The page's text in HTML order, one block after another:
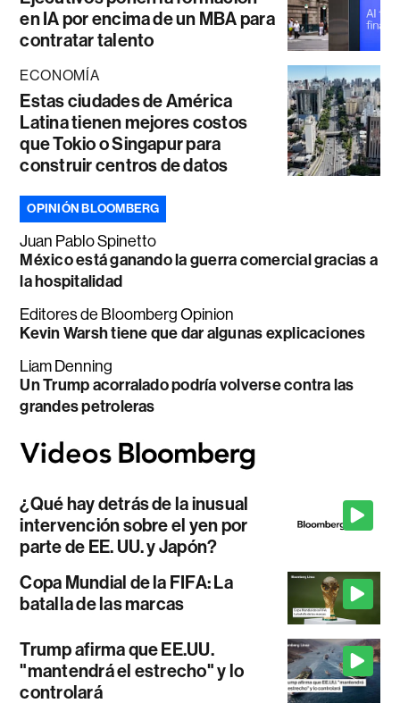
en IA por encima de un MBA para
contratar talento
ECONOMÍA
Estas ciudades de América
Latina tienen mejores costos
que Tokio o Singapur para
construir centros de datos
OPINIÓN BLOOMBERG
Juan Pablo Spinetto
México está ganando la guerra comercial gracias a
la hospitalidad
Editores de Bloomberg Opinion
Kevin Warsh tiene que dar algunas explicaciones
Liam Denning
Un Trump acorralado podría volverse contra las
grandes petroleras
¿Qué hay detrás de la inusual
intervención sobre el yen por
parte de EE. UU. y Japón?
Copa Mundial de la FIFA: La
batalla de las marcas
Trump afirma que EE.UU.
"mantendrá el estrecho" y lo
controlará